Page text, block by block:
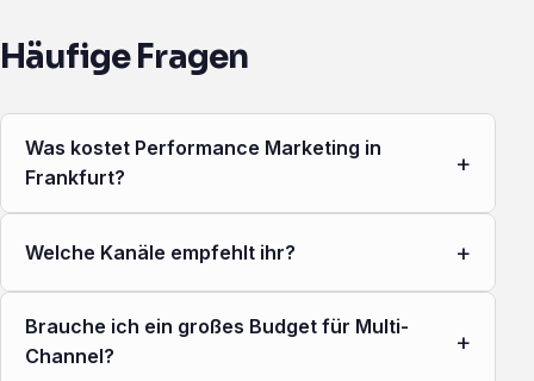
Häufige Fragen
Was kostet Performance Marketing in
Frankfurt?
+
Welche Kanäle empfehlt ihr? +
Brauche ich ein großes Budget für Multi-
Channel?
+